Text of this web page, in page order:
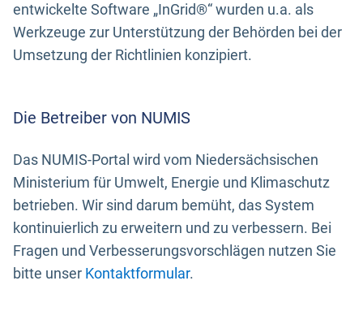
entwickelte Software „InGrid®“ wurden u.a. als
Werkzeuge zur Unterstützung der Behörden bei der
Umsetzung der Richtlinien konzipiert.
Die Betreiber von NUMIS
Das NUMIS-Portal wird vom Niedersächsischen
Ministerium für Umwelt, Energie und Klimaschutz
betrieben. Wir sind darum bemüht, das System
kontinuierlich zu erweitern und zu verbessern. Bei
Fragen und Verbesserungsvorschlägen nutzen Sie
bitte unser Kontaktformular.